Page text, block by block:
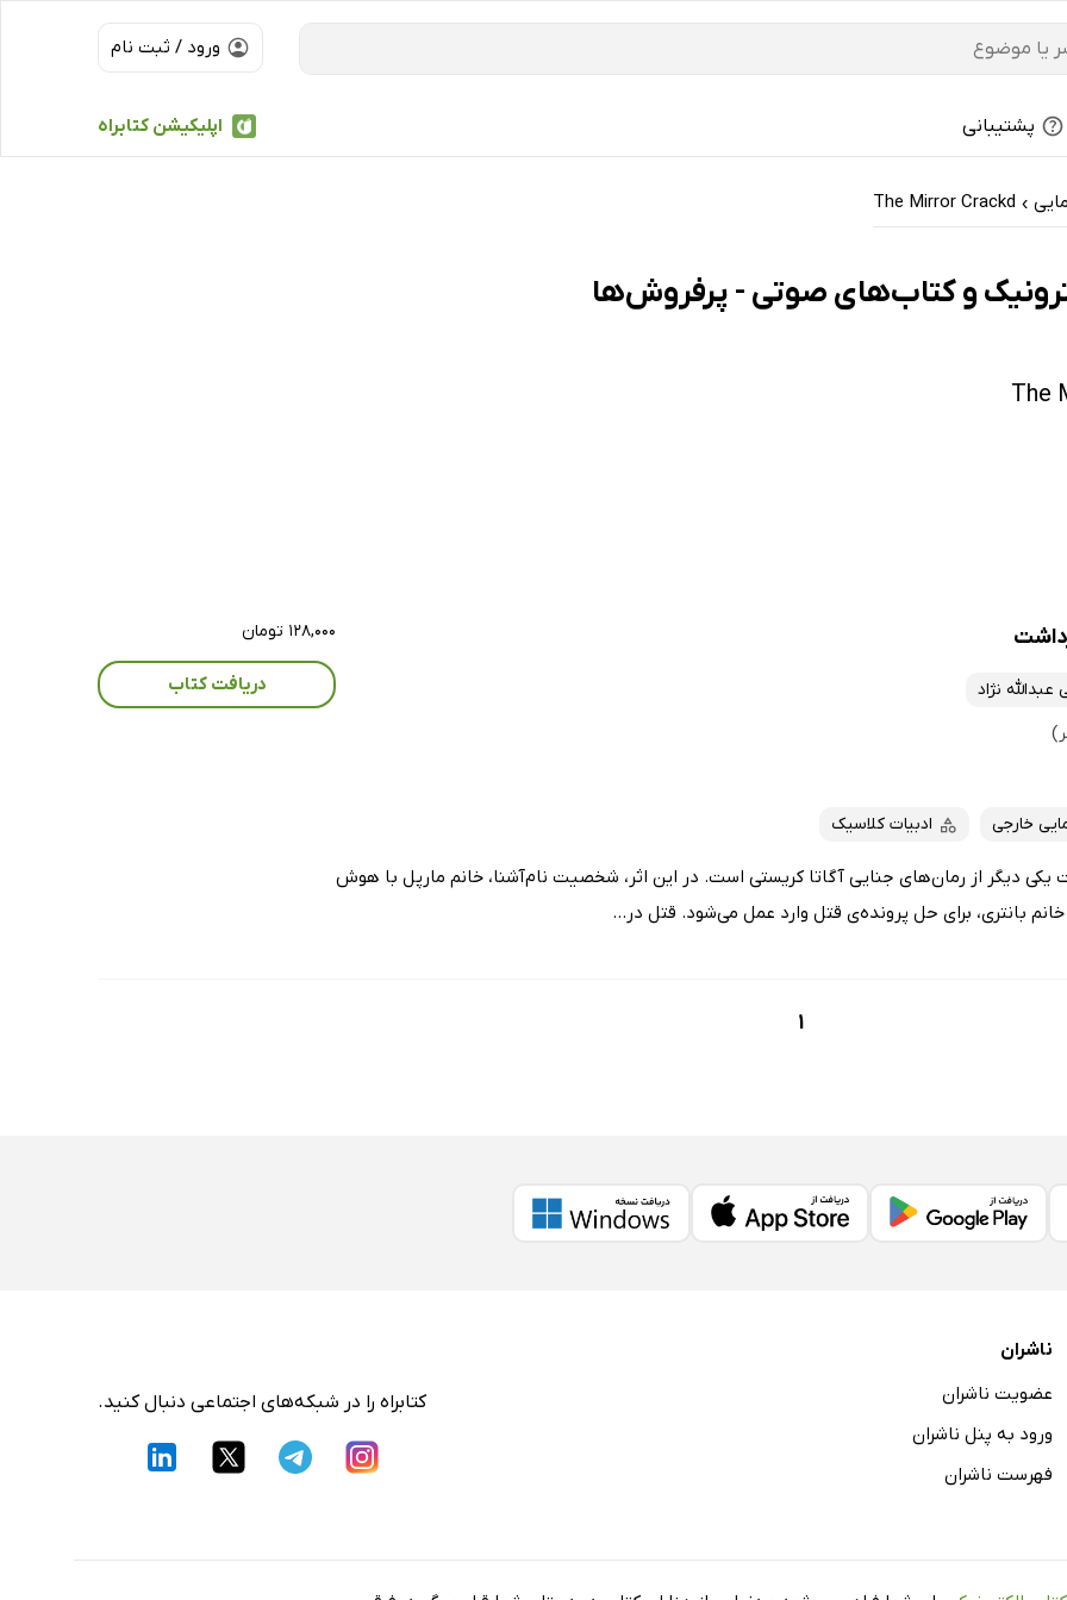
ورود / ثبت نام
اپلیکیشن کتابراه پشتیبانی
›
The Mirror Crackd
نژاد
خارجی ادبیات کلاسیک
یکی دیگر از رمان‌های جنایی آگاتا کریستی است. در این اثر، شخصیت نام‌آشنا، خانم مارپل با هوش
بانترى، برای حل پرونده‌ی قتل وارد عمل می‌شود. قتل در...
۱۲۸,۰۰۰ تومان
دریافت کتاب
1
ناشران
عضویت ناشران
ورود به پنل ناشران
فهرست ناشران
کتابراه را در شبکه‌های اجتماعی دنبال کنید.